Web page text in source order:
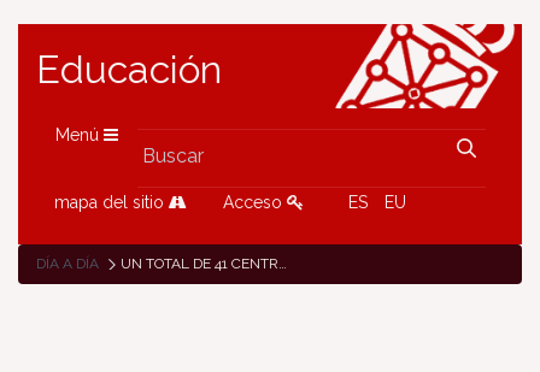
Educación
Menú
mapa del sitio Acceso ES EU
DÍA A DÍA UN TOTAL DE 41 CENTROS EDUCATIVOS DE INFANTIL Y PRIMARIA CONTARÁN CON 1.001 HORAS MÁS DE REFUERZO DE ATENCIÓN A LA DIVERSIDAD EN EL CURSO 2024/2025